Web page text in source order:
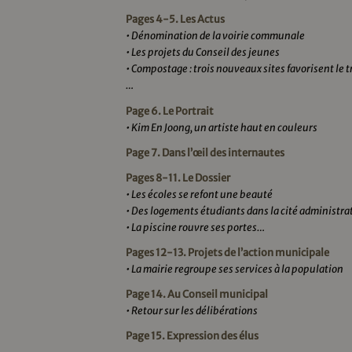
Pages 4-5. Les Actus
• Dénomination de la voirie communale
• Les projets du Conseil des jeunes
• Compostage : trois nouveaux sites favorisent le
…
Page 6. Le Portrait
• Kim En Joong, un artiste haut en couleurs
Page 7. Dans l’œil des internautes
Pages 8-11. Le Dossier
• Les écoles se refont une beauté
• Des logements étudiants dans la cité
• La piscine rouvre ses portes…
Pages 12-13. Projets de l’action municipale
•La mairie regroupe ses services à la population
Page 14. Au Conseil municipal
• Retour sur les délibérations
Page 15. Expression des élus